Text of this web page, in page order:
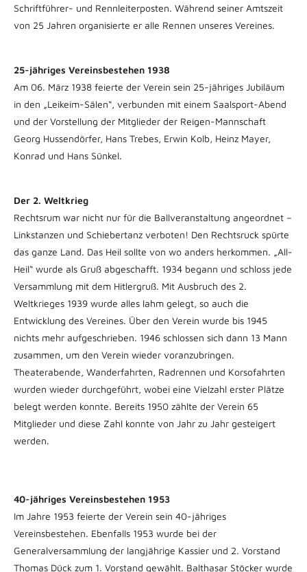
Schriftführer- und Rennleiterposten. Während seiner Amtszeit
von 25 Jahren organisierte er alle Rennen unseres Vereines.
25-jähriges Vereinsbestehen 1938
Am 06. März 1938 feierte der Verein sein 25-jähriges Jubiläum
in den „Leikeim-Sälen“, verbunden mit einem Saalsport-Abend
und der Vorstellung der Mitglieder der Reigen-Mannschaft
Georg Hussendörfer, Hans Trebes, Erwin Kolb, Heinz Mayer,
Konrad und Hans Sünkel.
Der 2. Weltkrieg
Rechtsrum war nicht nur für die Ballveranstaltung angeordnet –
Linkstanzen und Schiebertanz verboten! Den Rechtsruck spürte
das ganze Land. Das Heil sollte von wo anders herkommen. „All-
Heil“ wurde als Gruß abgeschafft. 1934 begann und schloss jede
Versammlung mit dem Hitlergruß. Mit Ausbruch des 2.
Weltkrieges 1939 wurde alles lahm gelegt, so auch die
Entwicklung des Vereines. Über den Verein wurde bis 1945
nichts mehr aufgeschrieben. 1946 schlossen sich dann 13 Mann
zusammen, um den Verein wieder voranzubringen.
Theaterabende, Wanderfahrten, Radrennen und Korsofahrten
wurden wieder durchgeführt, wobei eine Vielzahl erster Plätze
belegt werden konnte. Bereits 1950 zählte der Verein 65
Mitglieder und diese Zahl konnte von Jahr zu Jahr gesteigert
werden.
40-jähriges Vereinsbestehen 1953
Im Jahre 1953 feierte der Verein sein 40-jähriges
Vereinsbestehen. Ebenfalls 1953 wurde bei der
Generalversammlung der langjährige Kassier und 2. Vorstand
Thomas Dück zum 1. Vorstand gewählt. Balthasar Stöcker wurde